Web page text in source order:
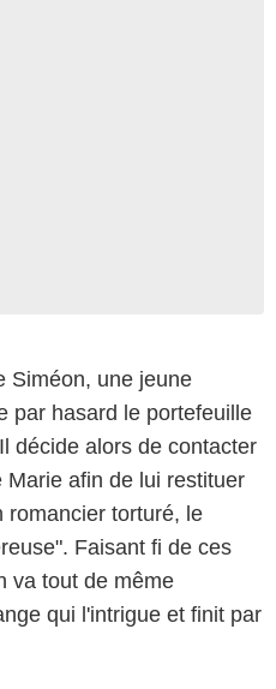
Siméon, une jeune
par hasard le portefeuille
décide alors de contacter
afin de lui restituer
romancier torturé, le
Faisant fi de ces
va tout de même
qui l'intrigue et finit par